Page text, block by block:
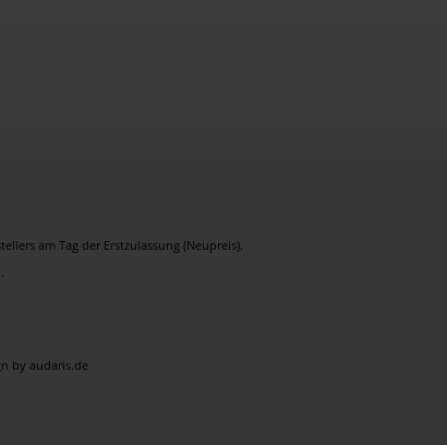
am Tag der Erstzulassung (Neupreis).
by audaris.de